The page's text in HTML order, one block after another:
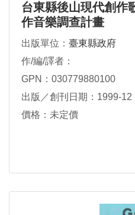
台東縣後山現代創作
作音樂調查計畫
出版單位： 臺東縣政府
作/編/譯者：
GPN：030779880100
出版／創刊日期：1999-12
價格：未定價